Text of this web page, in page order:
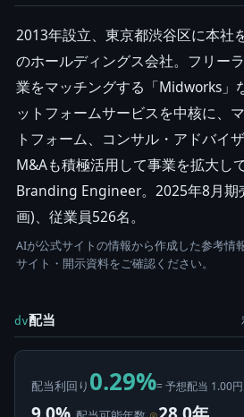
2013年設立、東京都渋谷区に本社
のホールディングス会社。フリー
業をマッチングする「Midworks」
ットフォームサービスを中核に、
トフォーム、コンサル・アドバイ
M&Aも積極活用して事業を拡大し
Branding Engineer。2025年8月期
画)、従業員526名。
AIが公式サイトの情報から作成した参考情
サイト・開示資料をご確認ください。
dv配当
配当利回り 0.29%= 予想配当 1.00